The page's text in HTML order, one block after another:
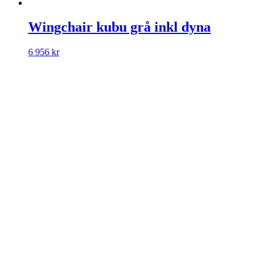
Wingchair kubu grå inkl dyna
6 956 kr